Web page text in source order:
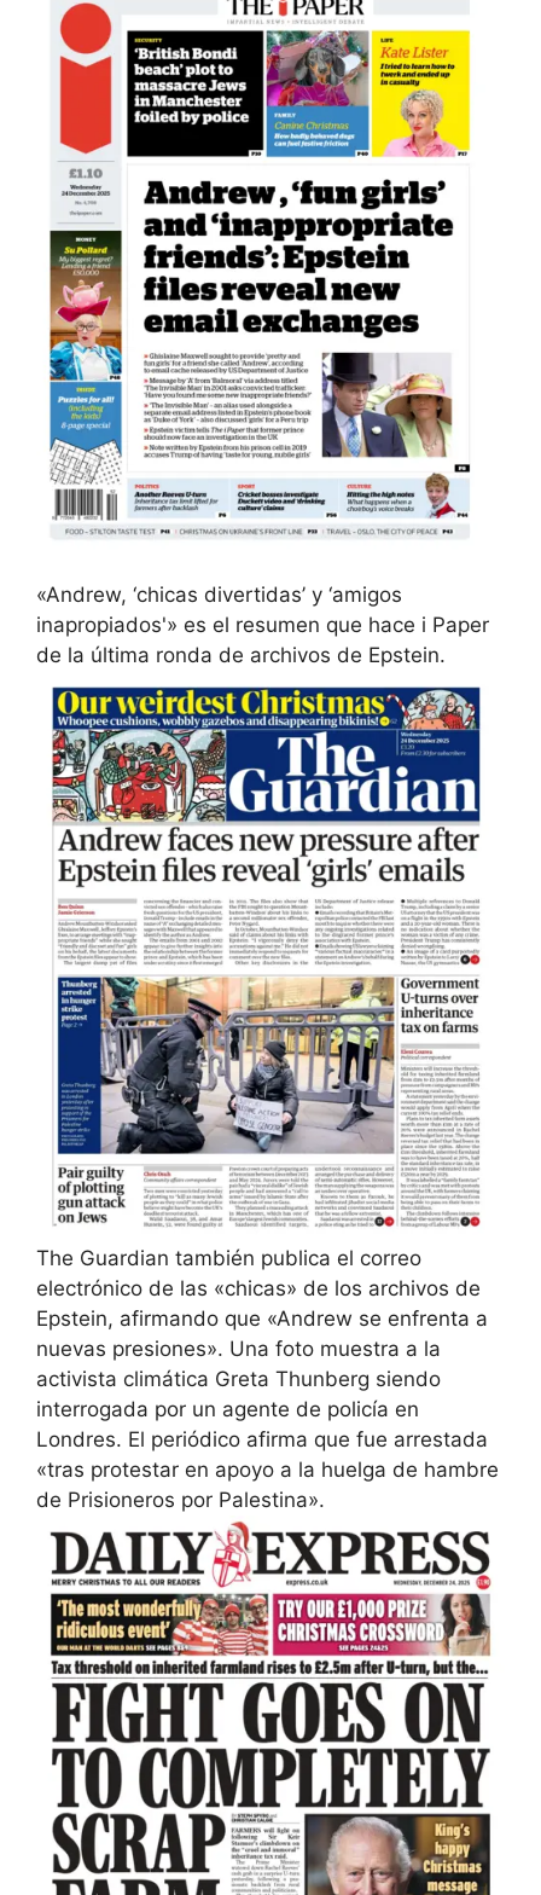
«Andrew, ‘chicas divertidas’ y ‘amigos
inapropiados'» es el resumen que hace i Paper
de la última ronda de archivos de Epstein.
The Guardian también publica el correo
electrónico de las «chicas» de los archivos de
Epstein, afirmando que «Andrew se enfrenta a
nuevas presiones». Una foto muestra a la
activista climática Greta Thunberg siendo
interrogada por un agente de policía en
Londres. El periódico afirma que fue arrestada
«tras protestar en apoyo a la huelga de hambre
de Prisioneros por Palestina».